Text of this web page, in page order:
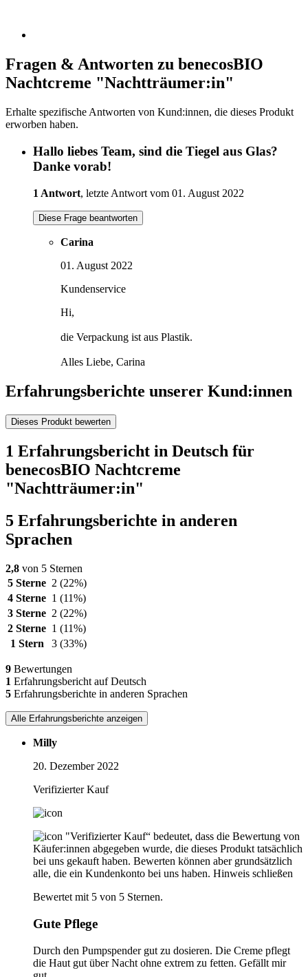
Fragen & Antworten zu benecosBIO
Nachtcreme "Nachtträumer:in"
Erhalte spezifische Antworten von Kund:innen, die dieses Produkt
erworben haben.
Hallo liebes Team, sind die Tiegel aus Glas?
Danke vorab!
1 Antwort, letzte Antwort vom 01. August 2022
Diese Frage beantworten
Carina
01. August 2022
Kundenservice
Hi,
die Verpackung ist aus Plastik.
Alles Liebe, Carina
Erfahrungsberichte unserer Kund:innen
Dieses Produkt bewerten
1 Erfahrungsbericht in Deutsch für
benecosBIO Nachtcreme
"Nachtträumer:in"
5 Erfahrungsberichte in anderen
Sprachen
2,8 von 5 Sternen
5 Sterne 2 (22%)
4 Sterne 1 (11%)
3 Sterne 2 (22%)
2 Sterne 1 (11%)
1 Stern
3 (33%)
9 Bewertungen
1 Erfahrungsbericht auf Deutsch
5 Erfahrungsberichte in anderen Sprachen
Alle Erfahrungsberichte anzeigen
Milly
20. Dezember 2022
Verifizierter Kauf
"Verifizierter Kauf“ bedeutet, dass die Bewertung von
Käufer:innen abgegeben wurde, die dieses Produkt tatsächlich
bei uns gekauft haben. Bewerten können aber grundsätzlich
alle, die ein Kundenkonto bei uns haben. Hinweis schließen
Bewertet mit 5 von 5 Sternen.
Gute Pflege
Durch den Pumpspender gut zu dosieren. Die Creme pflegt
die Haut gut über Nacht ohne extrem zu fetten. Gefällt mir